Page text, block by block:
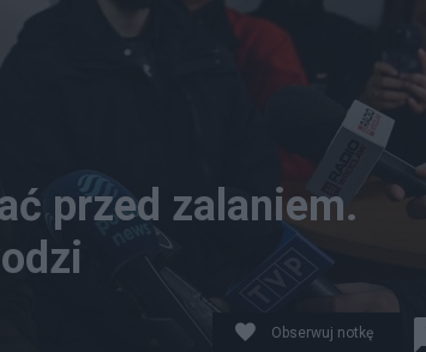
przed zalaniem.
Obserwuj notkę